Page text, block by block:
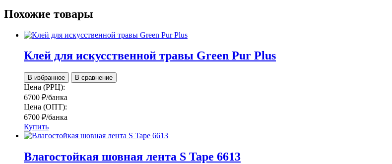
Похожие товары
Клей для искусственной травы Green Pur Plus
В избранное В сравнение
Цена (РРЦ):
6700 ₽/банка
Цена (ОПТ):
6700 ₽/банка
Купить
Влагостойкая шовная лента S Tape 6613